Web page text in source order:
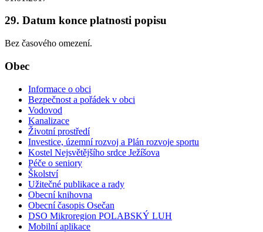
29. Datum konce platnosti popisu
Bez časového omezení.
Obec
Informace o obci
Bezpečnost a pořádek v obci
Vodovod
Kanalizace
Životní prostředí
Investice, územní rozvoj a Plán rozvoje sportu
Kostel Nejsvětějšího srdce Ježíšova
Péče o seniory
Školství
Užitečné publikace a rady
Obecní knihovna
Obecní časopis Osečan
DSO Mikroregion POLABSKÝ LUH
Mobilní aplikace